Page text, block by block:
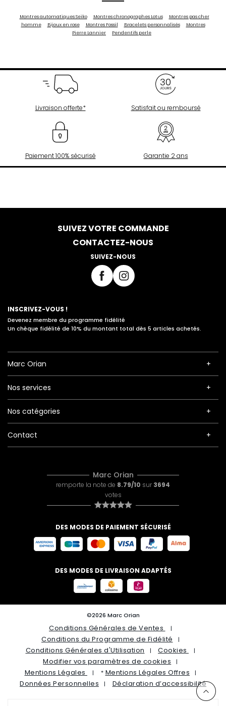
Montres automatiques Seiko Montres chronographes Lotus
Montres pas cher
homme
Bijoux en rose Montres Fossil Bracelets personnalisés
Montres
Pierre Lannier
Pendentifs perle
Livraison offerte* Satisfait ou remboursé
Paiement 100% sécurisé Garantie 2 ans
SUIVEZ VOTRE COMMANDE
CONTACTEZ-NOUS
SUIVEZ-NOUS
INSCRIVEZ-VOUS !
Devenez membre du programme fidélité
Un chèque fidélité de 10% du montant total dès 5 articles achetés.
Marc Orian
Nos services
Nos catégories
Contact
Marc Orian
remporte la note de 8.79/10 sur 3694
votes
DES MODES DE PAIEMENT SÉCURISÉ
DES MODES DE LIVRAISON ADAPTÉS
©2026 Marc Orian
Conditions Générales de Ventes
Conditions du Programme de Fidélité
Conditions Générales d'Utilisation
Cookies
Modifier vos paramètres de cookies
Mentions Légales
* Mentions Légales Offres
Données Personnelles
Déclaration d’accessibilité